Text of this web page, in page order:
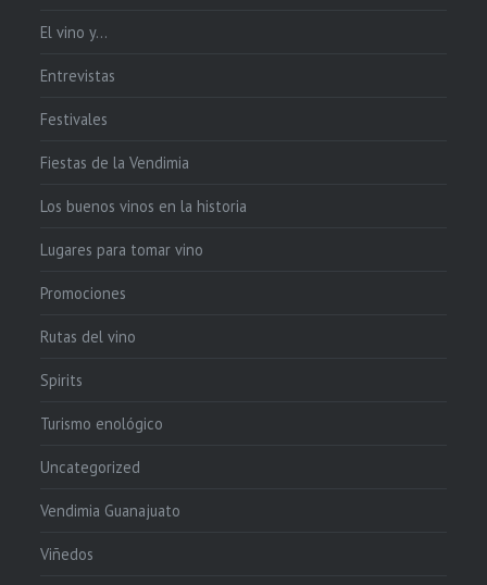
El vino y…
Entrevistas
Festivales
Fiestas de la Vendimia
Los buenos vinos en la historia
Lugares para tomar vino
Promociones
Rutas del vino
Spirits
Turismo enológico
Uncategorized
Vendimia Guanajuato
Viñedos